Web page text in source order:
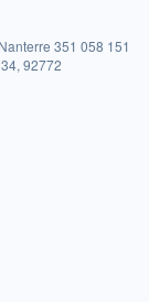
351 058 151
92772